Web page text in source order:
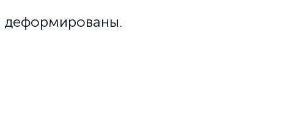
деформированы.